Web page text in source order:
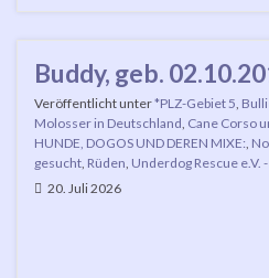
Buddy, geb.
Veröffentlicht unter*PLZ-Gebiet 5
Molosser in Deutschland Cane Corso
HUNDE, DOGOS UND DEREN MIXE:
gesucht Rüden Underdog Rescue e.V.
20. Juli 2026